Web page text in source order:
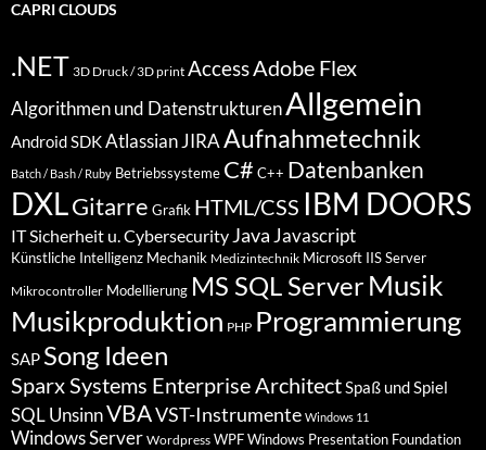
CAPRI CLOUDS
.NET 3D Druck / 3D print AccessAdobe Flex
Algorithmen und DatenstrukturenAllgemein
Android SDKAtlassian JIRAAufnahmetechnik
Batch / Bash / Ruby Betriebssysteme C# C++ Datenbanken
DXLGitarre Grafik HTML/CSS IBM DOORS
IT Sicherheit u. Cybersecurity Java Javascript
Künstliche Intelligenz Mechanik Medizintechnik Microsoft IIS Server
Mikrocontroller Modellierung MS SQL Server Musik
Musikproduktion PHP Programmierung
SAP Song Ideen
Sparx Systems Enterprise ArchitectSpaß und Spiel
SQL UnsinnVBAVST-Instrumente Windows 11
Windows Server Wordpress WPF Windows Presentation Foundation